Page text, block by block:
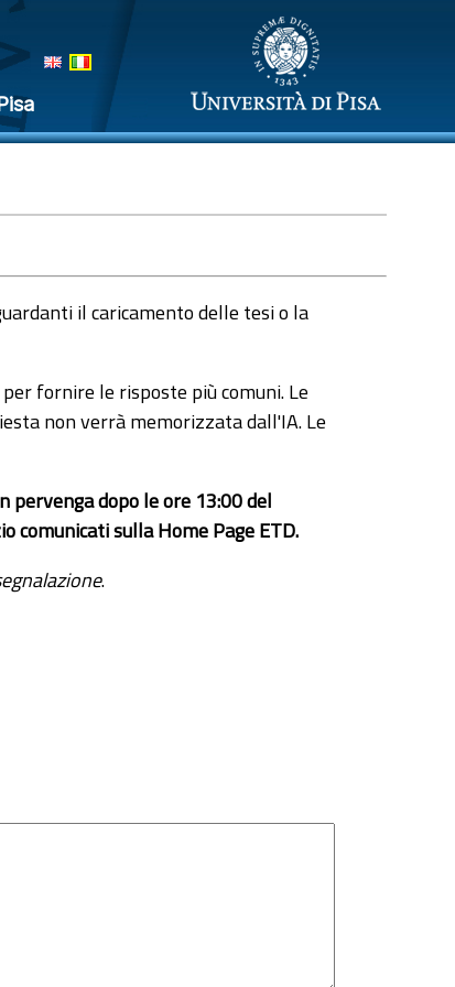
il caricamento delle tesi o la
fornire le risposte più comuni. Le
non verrà memorizzata dall'IA. Le
pervenga dopo le ore 13:00 del
comunicati sulla Home Page ETD.
.